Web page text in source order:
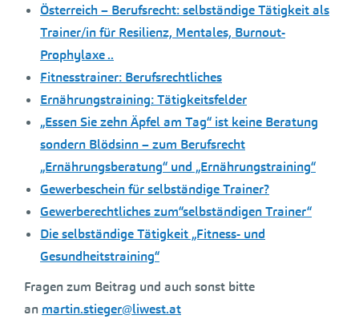
Österreich – Berufsrecht: selbständige Tätigkeit als
Trainer/in für Resilienz, Mentales, Burnout-
Prophylaxe ..
Fitnesstrainer: Berufsrechtliches
Ernährungstraining: Tätigkeitsfelder
„Essen Sie zehn Äpfel am Tag“ ist keine Beratung
sondern Blödsinn – zum Berufsrecht
„Ernährungsberatung“ und „Ernährungstraining“
Gewerbeschein für selbständige Trainer?
Gewerberechtliches zum“selbständigen Trainer“
Die selbständige Tätigkeit „Fitness- und
Gesundheitstraining“
Fragen zum Beitrag und auch sonst bitte
an martin.stieger@liwest.at